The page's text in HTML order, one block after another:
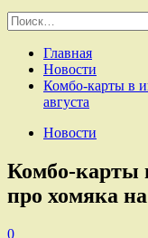
Найти:
Главная
Новости
Комбо-карты в
августа
Новости
Комбо-карты
про хомяка на
0